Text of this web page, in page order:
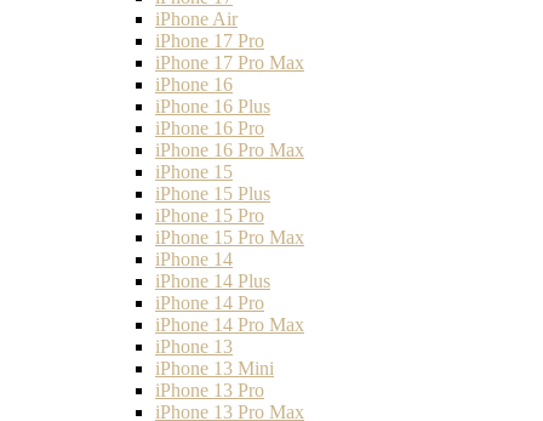
iPhone Air
iPhone 17 Pro
iPhone 17 Pro Max
iPhone 16
iPhone 16 Plus
iPhone 16 Pro
iPhone 16 Pro Max
iPhone 15
iPhone 15 Plus
iPhone 15 Pro
iPhone 15 Pro Max
iPhone 14
iPhone 14 Plus
iPhone 14 Pro
iPhone 14 Pro Max
iPhone 13
iPhone 13 Mini
iPhone 13 Pro
iPhone 13 Pro Max